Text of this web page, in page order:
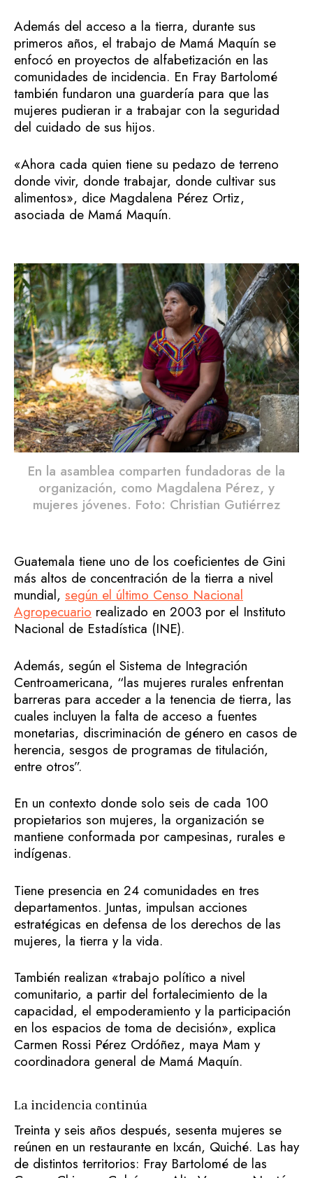
Además del acceso a la tierra, durante sus
primeros años, el trabajo de Mamá Maquín se
enfocó en proyectos de alfabetización en las
comunidades de incidencia. En Fray Bartolomé
también fundaron una guardería para que las
mujeres pudieran ir a trabajar con la seguridad
del cuidado de sus hijos.
«Ahora cada quien tiene su pedazo de terreno
donde vivir, donde trabajar, donde cultivar sus
alimentos», dice Magdalena Pérez Ortiz,
asociada de Mamá Maquín.
En la asamblea comparten fundadoras de la
organización, como Magdalena Pérez, y
mujeres jóvenes. Foto: Christian Gutiérrez
Guatemala tiene uno de los coeficientes de Gini
más altos de concentración de la tierra a nivel
mundial, según el último Censo Nacional
Agropecuario realizado en 2003 por el Instituto
Nacional de Estadística (INE).
Además, según el Sistema de Integración
Centroamericana, “las mujeres rurales enfrentan
barreras para acceder a la tenencia de tierra, las
cuales incluyen la falta de acceso a fuentes
monetarias, discriminación de género en casos de
herencia, sesgos de programas de titulación,
entre otros”.
En un contexto donde solo seis de cada 100
propietarios son mujeres, la organización se
mantiene conformada por campesinas, rurales e
indígenas.
Tiene presencia en 24 comunidades en tres
departamentos. Juntas, impulsan acciones
estratégicas en defensa de los derechos de las
mujeres, la tierra y la vida.
También realizan «trabajo político a nivel
comunitario, a partir del fortalecimiento de la
capacidad, el empoderamiento y la participación
en los espacios de toma de decisión», explica
Carmen Rossi Pérez Ordóñez, maya Mam y
coordinadora general de Mamá Maquín.
La incidencia continúa
Treinta y seis años después, sesenta mujeres se
reúnen en un restaurante en Ixcán, Quiché. Las hay
de distintos territorios: Fray Bartolomé de las